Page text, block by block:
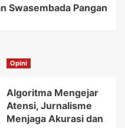
Swasembada Pangan
Opini
Algoritma Mengejar
Atensi, Jurnalisme
Menjaga Akurasi dan